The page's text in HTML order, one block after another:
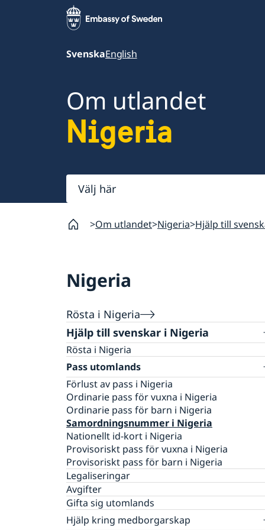
SvenskaEnglish
Om utlandet
Nigeria
Välj
här
Om utlandet Nigeria Hjälp till
Nigeria
Rösta i Nigeria
Hjälp till svenskar i Nigeria
Rösta i Nigeria
Pass utomlands
Förlust av pass i Nigeria
Ordinarie pass för vuxna i Nigeria
Ordinarie pass för barn i Nigeria
Samordningsnummer i Nigeria
Nationellt id-kort i Nigeria
Provisoriskt pass för vuxna i Nigeria
Provisoriskt pass för barn i Nigeria
Legaliseringar
Avgifter
Gifta sig utomlands
Hjälp kring medborgarskap